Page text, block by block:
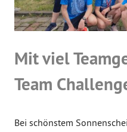
Mit viel
Team
Bei schönstem